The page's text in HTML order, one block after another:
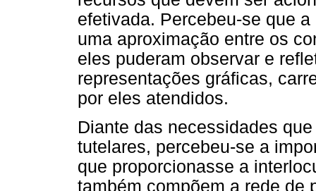
efetivada. Percebeu-se que
uma aproximação entre os
eles puderam observar e
representações gráficas,
por eles atendidos.
Diante das necessidades
tutelares, percebeu-se a
que proporcionasse a
também compõem a rede de